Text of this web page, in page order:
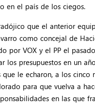
en el país de los ciegos.
que el anterior
como concejal de
por VOX y el PP el
los presupuestos en un
que le echaron, a los cinco
para que vuelva a
en las que